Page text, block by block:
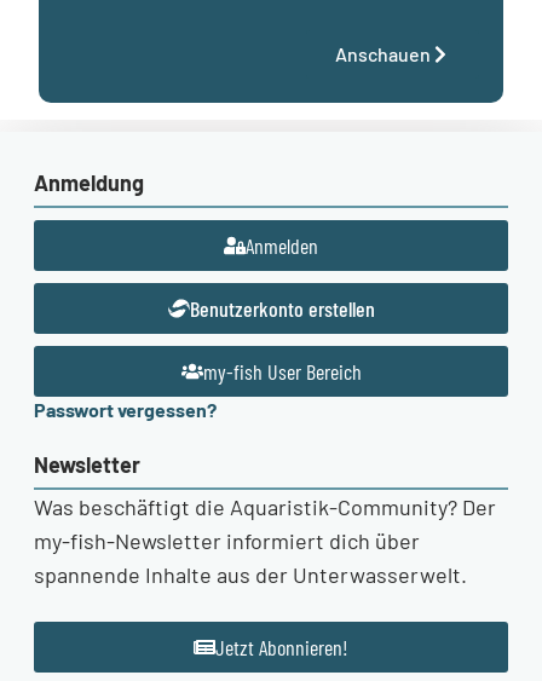
Anschauen
Anmeldung
Anmelden
Benutzerkonto erstellen
my-fish User Bereich
Passwort vergessen?
Newsletter
Was beschäftigt die Aquaristik-Community? Der
my-fish-Newsletter informiert dich über
spannende Inhalte aus der Unterwasserwelt.
Jetzt Abonnieren!